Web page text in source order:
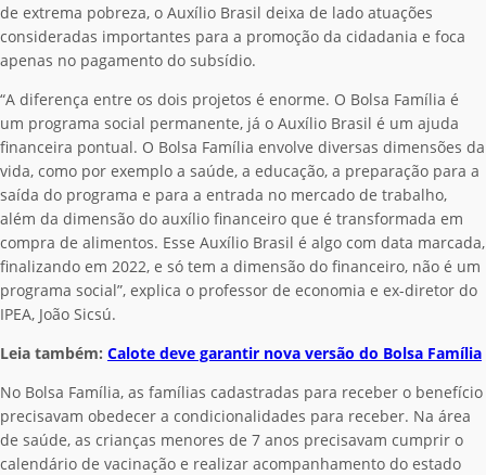
de extrema pobreza, o Auxílio Brasil deixa de lado atuações
consideradas importantes para a promoção da cidadania e foca
apenas no pagamento do subsídio.
“A diferença entre os dois projetos é enorme. O Bolsa Família é
um programa social permanente, já o Auxílio Brasil é um ajuda
financeira pontual. O Bolsa Família envolve diversas dimensões da
vida, como por exemplo a saúde, a educação, a preparação para a
saída do programa e para a entrada no mercado de trabalho,
além da dimensão do auxílio financeiro que é transformada em
compra de alimentos. Esse Auxílio Brasil é algo com data marcada,
finalizando em 2022, e só tem a dimensão do financeiro, não é um
programa social”, explica o professor de economia e ex-diretor do
IPEA, João Sicsú.
Leia também: Calote deve garantir nova versão do Bolsa Família
No Bolsa Família, as famílias cadastradas para receber o benefício
precisavam obedecer a condicionalidades para receber. Na área
de saúde, as crianças menores de 7 anos precisavam cumprir o
calendário de vacinação e realizar acompanhamento do estado